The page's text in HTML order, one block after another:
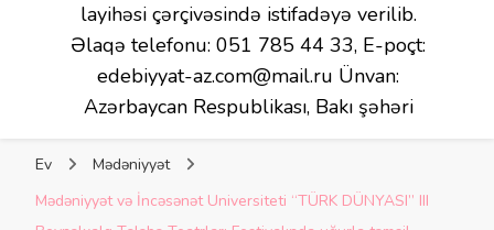
layihəsi çərçivəsində istifadəyə verilib.
Əlaqə telefonu: 051 785 44 33, E-poçt:
edebiyyat-az.com@mail.ru Ünvan:
Azərbaycan Respublikası, Bakı şəhəri
Ev
Mədəniyyət
Mədəniyyət və İncəsənət Universiteti “TÜRK DÜNYASI” III